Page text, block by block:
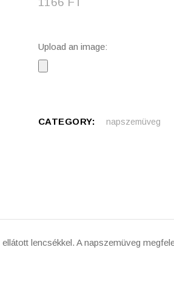
Upload an image:
CATEGORY: napszemüveg
lencsékkel. A napszemüveg